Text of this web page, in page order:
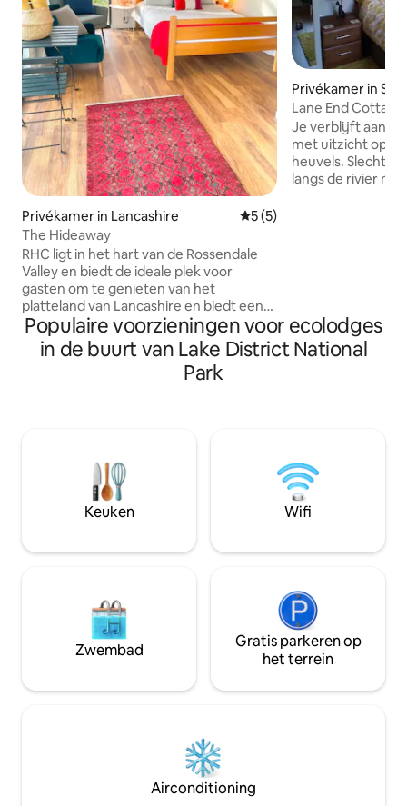
Privékamer in Lancashire Gemiddelde beoordeling
5 (5)
The Hideaway
RHC ligt in het hart van de Rossendale
Valley en biedt de ideale plek voor
gasten om te genieten van het
platteland van Lancashire en biedt een
ontspannend toevluchtsoord voor alle
gasten die genieten van een beetje
landelijk leven. Ideaal voor zakenlieden
die naar Burnley reizen, die zelf willen
ontbijt te bieden. Gratis snelle wifi en
gratis parkeren worden aangeboden.
Eco-douche
Privékamer in
Lane End Cottage
Je verblijft aan
met uitzicht op
heuvels. Slechts een paar minuten lopen
langs de rivier
broodrooster,
wasmachine. Er is buiten zitplaatsen,
eigen
Populaire voorzieningen voor ecolodges
in de buurt van Lake District National
Park
Keuken Wifi
Zwembad
Gratis parkeren op
het terrein
Airconditioning